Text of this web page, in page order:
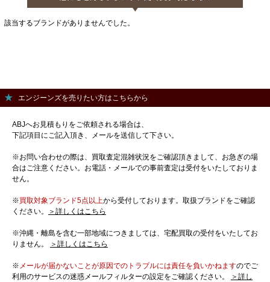
該当するブランドがありませんでした。
エンジーンズを売りたい方はこちらから
ABJへお見積もりをご依頼される場合は、
下記項目にご記入頂き、メールを送信して下さい。
※お問い合わせの際は、買取査定混雑状況をご確認頂きまして、お急ぎの場
合はご注意ください。お電話・メールでの事前査定は受付をいたしておりま
せん。
※買取対象ブランド5点以上から受付しております。取扱ブランドをご確認
ください。
＞詳しくはこちら
※沖縄・離島を含む一部地域につきましては、宅配買取の受付をいたしてお
りません。
＞詳しくはこちら
※ メールが届かないことが原因でのトラブルには責任を負いかねますのでご
利用のサービスの迷惑メールフィルターの設定をご確認ください。
＞詳し